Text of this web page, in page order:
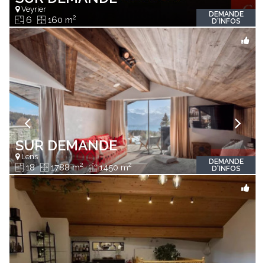
Veyrier
6 160 m2
DEMANDE
D'INFOS
SUR DEMANDE
Lens
18 1788 m2 1450 m2
DEMANDE
D'INFOS